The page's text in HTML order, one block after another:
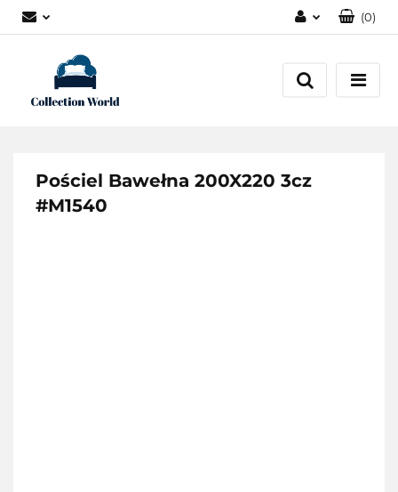
Zarejestruj się
(0)
Pościel Bawełna 200X220 3cz
#M1540